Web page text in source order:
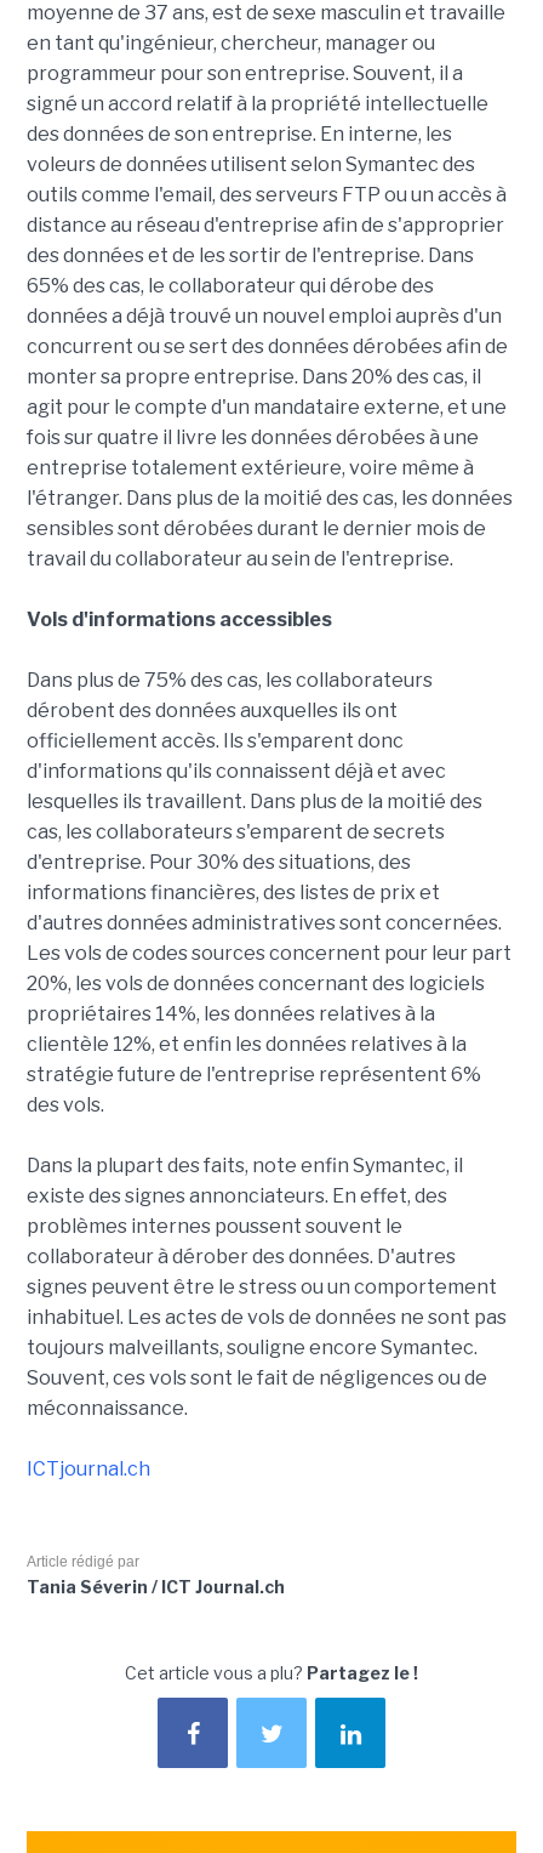
moyenne de 37 ans, est de sexe masculin et travaille
en tant qu'ingénieur, chercheur, manager ou
programmeur pour son entreprise. Souvent, il a
signé un accord relatif à la propriété intellectuelle
des données de son entreprise. En interne, les
voleurs de données utilisent selon Symantec des
outils comme l'email, des serveurs FTP ou un accès à
distance au réseau d'entreprise afin de s'approprier
des données et de les sortir de l'entreprise. Dans
65% des cas, le collaborateur qui dérobe des
données a déjà trouvé un nouvel emploi auprès d'un
concurrent ou se sert des données dérobées afin de
monter sa propre entreprise. Dans 20% des cas, il
agit pour le compte d'un mandataire externe, et une
fois sur quatre il livre les données dérobées à une
entreprise totalement extérieure, voire même à
l'étranger. Dans plus de la moitié des cas, les données
sensibles sont dérobées durant le dernier mois de
travail du collaborateur au sein de l'entreprise.
Vols d'informations accessibles
Dans plus de 75% des cas, les collaborateurs
dérobent des données auxquelles ils ont
officiellement accès. Ils s'emparent donc
d'informations qu'ils connaissent déjà et avec
lesquelles ils travaillent. Dans plus de la moitié des
cas, les collaborateurs s'emparent de secrets
d'entreprise. Pour 30% des situations, des
informations financières, des listes de prix et
d'autres données administratives sont concernées.
Les vols de codes sources concernent pour leur part
20%, les vols de données concernant des logiciels
propriétaires 14%, les données relatives à la
clientèle 12%, et enfin les données relatives à la
stratégie future de l'entreprise représentent 6%
des vols.
Dans la plupart des faits, note enfin Symantec, il
existe des signes annonciateurs. En effet, des
problèmes internes poussent souvent le
collaborateur à dérober des données. D'autres
signes peuvent être le stress ou un comportement
inhabituel. Les actes de vols de données ne sont pas
toujours malveillants, souligne encore Symantec.
Souvent, ces vols sont le fait de négligences ou de
méconnaissance.
ICTjournal.ch
Article rédigé par
Tania Séverin / ICT Journal.ch
Cet article vous a plu? Partagez le !